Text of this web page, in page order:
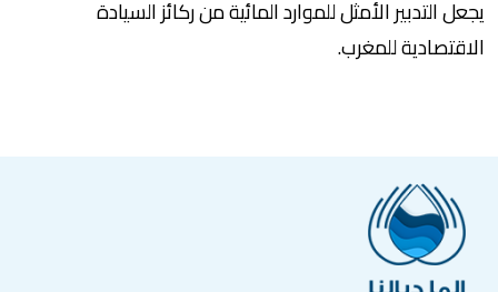
يجعل التدبير الأمثل للموارد المائية من ركائز السيادة
الاقتصادية للمغرب.